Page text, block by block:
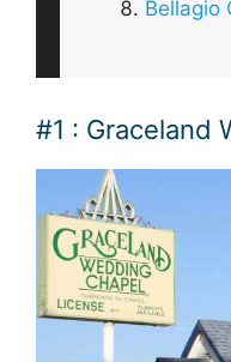
Bellagio
#1 : Graceland